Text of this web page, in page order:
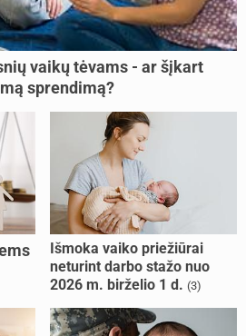
vaikų tėvams - ar šįkart
sprendimą?
Išmoka vaiko priežiūrai
neturint darbo stažo nuo
2026 m. birželio 1 d. (3)